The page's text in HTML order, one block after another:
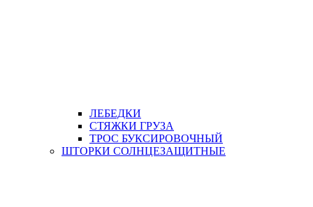
ЛЕБЕДКИ
СТЯЖКИ ГРУЗА
ТРОС БУКСИРОВОЧНЫЙ
ШТОРКИ СОЛНЦЕЗАЩИТНЫЕ